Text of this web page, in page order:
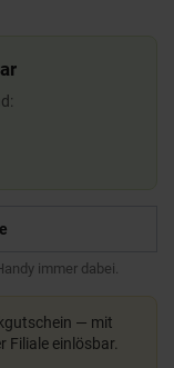
immer dabei.
— mit
Filiale einlösbar.